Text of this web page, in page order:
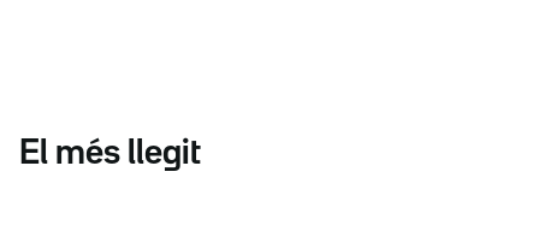
El més llegit